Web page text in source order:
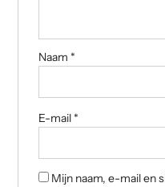
Naam *
E-mail *
Mijn naam, e-mail en